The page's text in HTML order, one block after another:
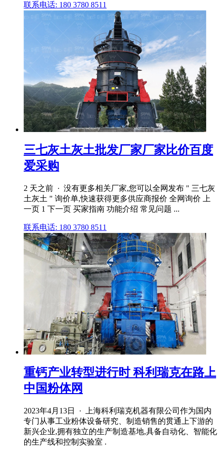
联系电话: 180 3780 8511
三七灰土灰土批发厂家厂家比价百度
爱采购
2 天之前 · 没有更多相关厂家,您可以全网发布 " 三七灰
土灰土 " 询价单,快速获得更多供应商报价 全网询价 上
一页 1 下一页 买家指南 功能介绍 常见问题 ...
联系电话: 180 3780 8511
重钙产业转型进行时 科利瑞克在路上
中国粉体网
2023年4月13日 · 上海科利瑞克机器有限公司作为国内
专门从事工业粉体设备研究、制造销售的贯通上下游的
新兴企业,拥有独立的生产制造基地,具备自动化、智能化
的生产线和控制实验室 .